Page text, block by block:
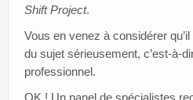
Shift Project.
Vous en venez à considérer
du sujet sérieusement, c’est-à-
professionnel.